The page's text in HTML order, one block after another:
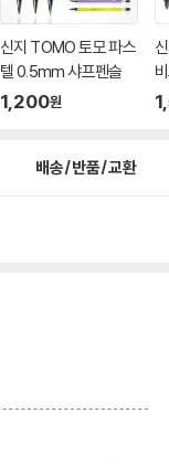
신지 TOMO 토모 파스
텔 0.5mm 샤프펜슬
1,200원
배송/반품/교환